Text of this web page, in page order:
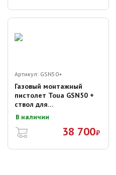
Артикул: GSN50+
Газовый монтажный
пистолет Toua GSN50 +
ствол для
электромонтажа
В наличии
38 700₽